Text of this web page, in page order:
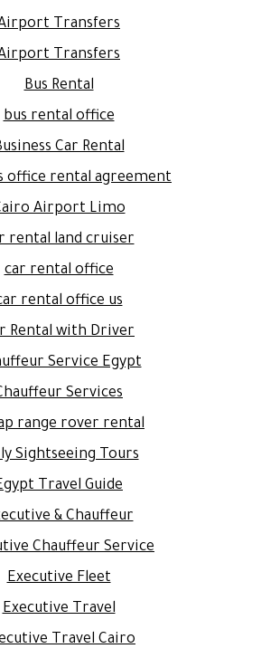
Airport Transfers
Airport Transfers
Bus Rental
bus rental office
Business Car Rental
office rental agreement
Cairo Airport Limo
car rental land cruiser
car rental office
car rental office us
Car Rental with Driver
Chauffeur Service Egypt
Chauffeur Services
range rover rental
Daily Sightseeing Tours
Egypt Travel Guide
Executive & Chauffeur
Chauffeur Service
Executive Fleet
Executive Travel
Executive Travel Cairo